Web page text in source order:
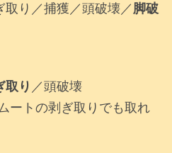
取り／捕獲／頭破壊／脚破
取り ／頭破壊
ートの剥ぎ取りでも取れ